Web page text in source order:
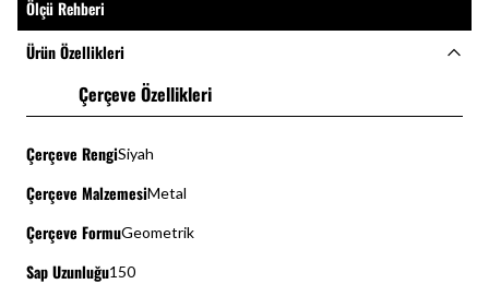
Ölçü Rehberi
Ürün Özellikleri
Çerçeve Özellikleri
Çerçeve RengiSiyah
Çerçeve MalzemesiMetal
Çerçeve FormuGeometrik
Sap Uzunluğu150